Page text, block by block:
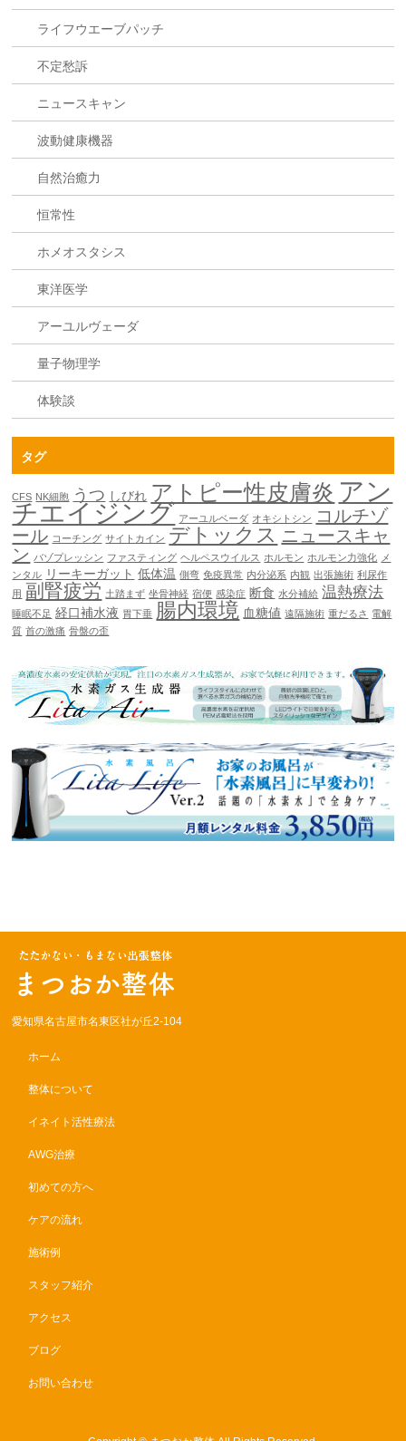
ライフウエーブパッチ
不定愁訴
ニュースキャン
波動健康機器
自然治癒力
恒常性
ホメオスタシス
東洋医学
アーユルヴェーダ
量子物理学
体験談
タグ
CFS NK細胞 うつ しびれ アトピー性皮膚炎 アン
チエイジング アーユルベーダ オキシトシン
コルチゾ
ール コーチング サイトカイン デトックス ニュースキャ
ン バゾプレッシン ファスティング ヘルペスウイルス ホルモン ホルモン力強化 メ
ンタル リーキーガット 低体温 側弯 免疫異常 内分泌系 内観 出張施術 利尿作
用 副腎疲労 土踏まず 坐骨神経 宿便 感染症 断食 水分補給 温熱療法
睡眠不足 経口補水液 胃下垂 腸内環境 血糖値 遠隔施術 重だるさ 電解
質 首の激痛 骨盤の歪
愛知県名古屋市名東区社が丘2-104
ホーム
整体について
イネイト活性療法
AWG治療
初めての方へ
ケアの流れ
施術例
スタッフ紹介
アクセス
ブログ
お問い合わせ